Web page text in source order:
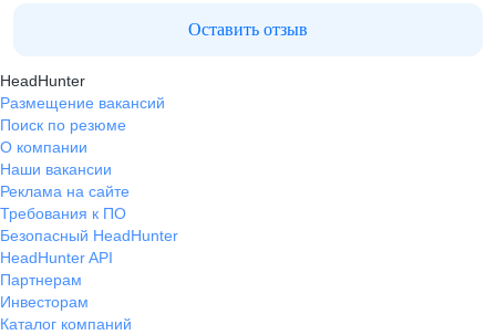
Оставить отзыв
HeadHunter
Размещение вакансий
Поиск по резюме
О компании
Наши вакансии
Реклама на сайте
Требования к ПО
Безопасный HeadHunter
HeadHunter API
Партнерам
Инвесторам
Каталог компаний